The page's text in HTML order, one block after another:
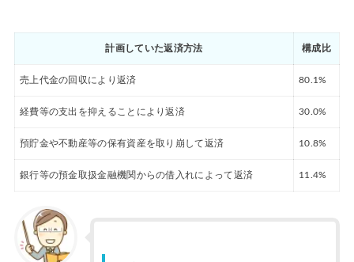
計画していた返済方法 構成比
売上代金の回収により返済 80.1%
経費等の支出を抑えることにより返済 30.0%
預貯金や不動産等の保有資産を取り崩して返済 10.8%
銀行等の預金取扱金融機関からの借入れによって返済 11.4%